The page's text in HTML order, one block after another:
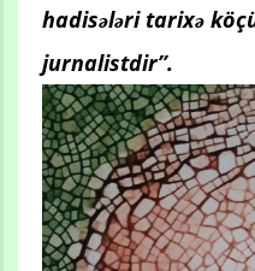
hadisələri tarixə
jurnalistdir”.